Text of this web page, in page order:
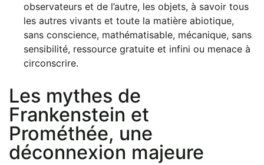
observateurs et de l’autre, les objets, à savoir tous
les autres vivants et toute la matière abiotique,
sans conscience, mathématisable, mécanique, sans
sensibilité, ressource gratuite et infini ou menace à
circonscrire.
Les mythes de
Frankenstein et
Prométhée, une
déconnexion majeure